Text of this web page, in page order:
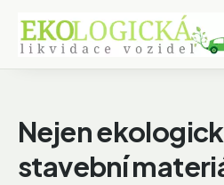
Nejen
stavební